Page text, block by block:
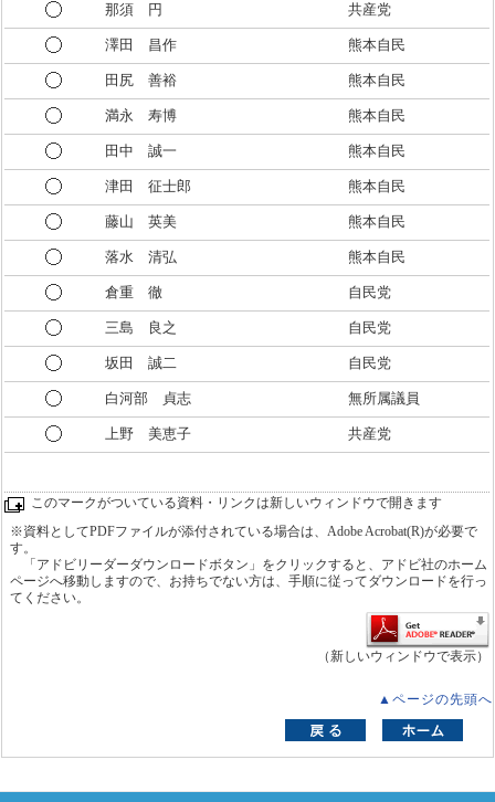
那須 円 共産党
澤田 昌作 熊本自民
田尻 善裕 熊本自民
満永 寿博 熊本自民
田中 誠一 熊本自民
津田 征士郎 熊本自民
藤山 英美 熊本自民
落水 清弘 熊本自民
倉重 徹 自民党
三島 良之 自民党
坂田 誠二 自民党
白河部 貞志 無所属議員
上野 美恵子 共産党
このマークがついている資料・リンクは新しいウィンドウで開きます
※資料としてPDFファイルが添付されている場合は、Adobe Acrobat(R)が必要で
す。
「アドビリーダーダウンロードボタン」をクリックすると、アドビ社のホーム
ページへ移動しますので、お持ちでない方は、手順に従ってダウンロードを行っ
てください。
（新しいウィンドウで表示）
▲ページの先頭へ